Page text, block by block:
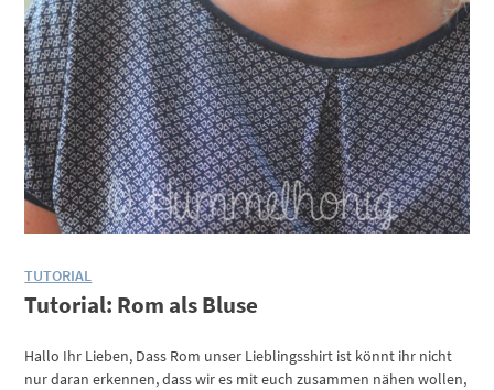
TUTORIAL
Tutorial: Rom als Bluse
Hallo Ihr Lieben, Dass Rom unser Lieblingsshirt ist könnt ihr nicht
nur daran erkennen, dass wir es mit euch zusammen nähen wollen,